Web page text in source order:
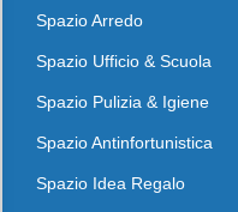
Spazio Arredo
Spazio Ufficio & Scuola
Spazio Pulizia & Igiene
Spazio Antinfortunistica
Spazio Idea Regalo